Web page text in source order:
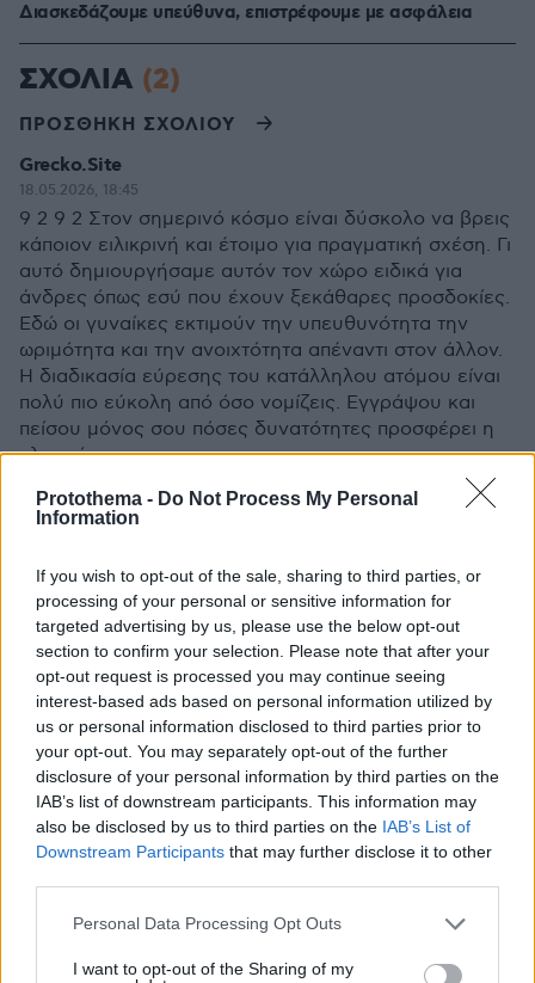
Protothema - Do Not Process My Personal
Information
If you wish to opt-out of the sale, sharing to third parties, or
processing of your personal or sensitive information for
targeted advertising by us, please use the below opt-out
section to confirm your selection. Please note that after your
opt-out request is processed you may continue seeing
interest-based ads based on personal information utilized by
us or personal information disclosed to third parties prior to
your opt-out. You may separately opt-out of the further
disclosure of your personal information by third parties on the
IAB’s list of downstream participants. This information may
also be disclosed by us to third parties on the IAB’s List of
Downstream Participants that may further disclose it to other
Please note that this website/app uses one or more Google
not limited to your visit or usage behaviour. You may click to
Personal Data Processing Opt Outs
I want to opt-out of the Sharing of my
Διασκεδάζουμε υπεύθυνα, επιστρέφουμε με ασφάλεια
ΣΧΟΛΙΑ (2)
ΠΡΟΣΘΗΚΗ ΣΧΟΛΙΟΥ
Grecko.Site
18.05.2026, 18:45
9 2 9 2 Στον σημερινό κόσμο είναι δύσκολο να βρεις
κάποιον ειλικρινή και έτοιμο για πραγματική σχέση. Γι
αυτό δημιουργήσαμε αυτόν τον χώρο ειδικά για
άνδρες όπως εσύ που έχουν ξεκάθαρες προσδοκίες.
Εδώ οι γυναίκες εκτιμούν την υπευθυνότητα την
ωριμότητα και την ανοιχτότητα απέναντι στον άλλον.
Η διαδικασία εύρεσης του κατάλληλου ατόμου είναι
πολύ πιο εύκολη από όσο νομίζεις. Εγγράψου και
πείσου μόνος σου πόσες δυνατότητες προσφέρει η
πλατφόρμα μας.
ΑΠΑΝΤΗΣΗ
18.05.2026, 16:04
8 7 8 1 Στον σημερινό κόσμο είναι δύσκολο να βρεις
κάποιον ειλικρινή και έτοιμο για πραγματική σχέση. Γι
αυτό δημιουργήσαμε αυτόν τον χώρο ειδικά για
άνδρες όπως εσύ που έχουν ξεκάθαρες προσδοκίες.
Εδώ οι γυναίκες εκτιμούν την υπευθυνότητα την
ωριμότητα και την ανοιχτότητα απέναντι στον άλλον.
Η διαδικασία εύρεσης του κατάλληλου ατόμου είναι
πολύ πιο εύκολη από όσο νομίζεις. Εγγράψου και
πείσου μόνος σου πόσες δυνατότητες προσφέρει η
πλατφόρμα μας.
ΑΠΑΝΤΗΣΗ
ΠΡΟΣΘΗΚΗ ΣΧΟΛΙΟΥ